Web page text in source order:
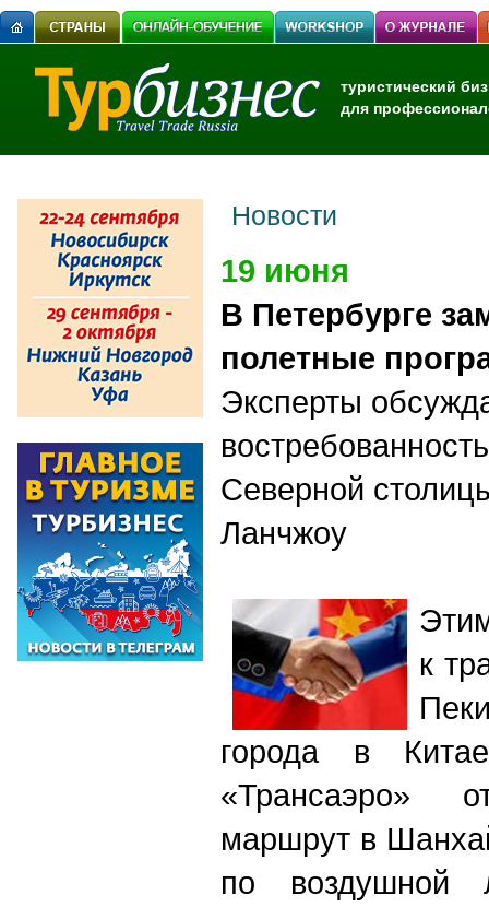
туристический
для
Новости
19 июня
В Петербурге
полетные
Эксперты
Северной
Ланчжоу
к
города в
«Трансаэро»
маршрут в
по воздушной